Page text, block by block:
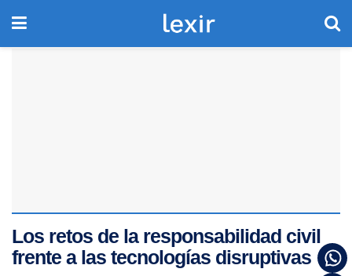
Los retos de la responsabilidad civil
frente a las tecnologías disruptivas